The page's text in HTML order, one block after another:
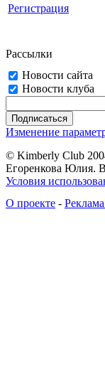
Регистрация
Рассылки
Новости сайта
Новости клуба
Изменение
© Kimberly Club
Егоренкова Юлия.
Условия
О проекте -